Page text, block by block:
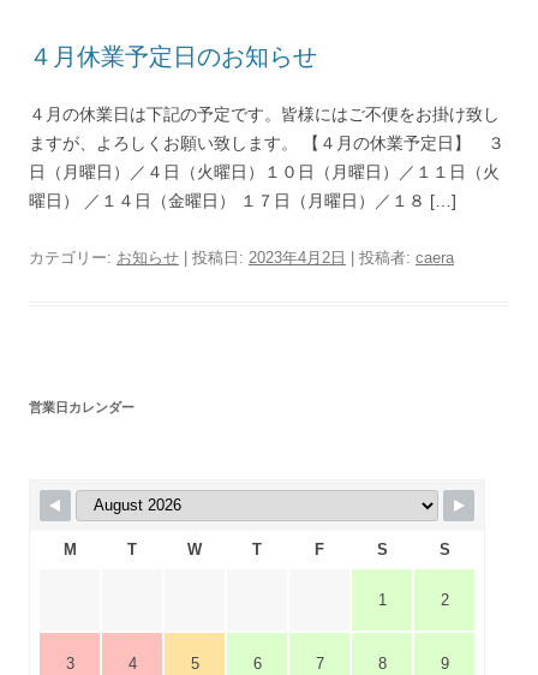
４月休業予定日のお知らせ
４月の休業日は下記の予定です。皆様にはご不便をお掛け致し
ますが、よろしくお願い致します。 【４月の休業予定日】 ３
日（月曜日）／４日（火曜日）１０日（月曜日）／１１日（火
曜日） ／１４日（金曜日） １７日（月曜日）／１８ […]
カテゴリー: お知らせ | 投稿日: 2023年4月2日 投稿者: caera
営業日カレンダー
M T W T F S S
1 2
3 4 5 6 7 8 9